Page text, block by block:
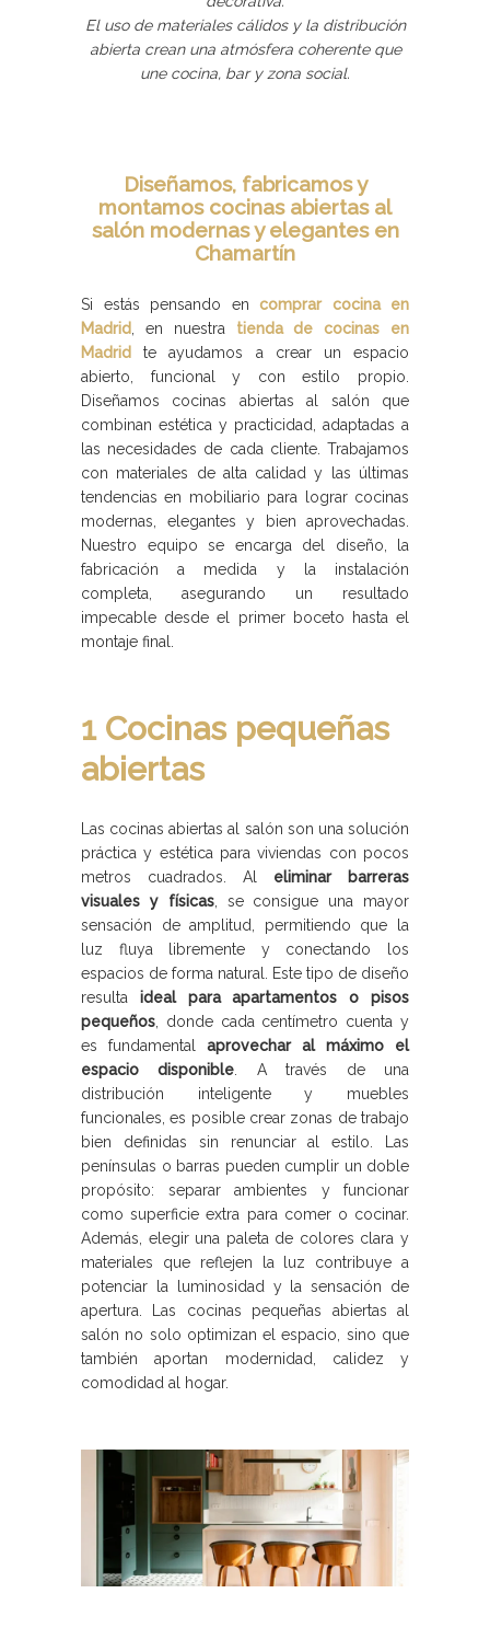
El uso de materiales cálidos y la distribución
abierta crean una atmósfera coherente que
une cocina, bar y zona social.
Diseñamos, fabricamos y
montamos cocinas abiertas al
salón modernas y elegantes en
Chamartín
Si estás pensando en comprar cocina en
Madrid
, en nuestra tienda de cocinas en
Madrid
te ayudamos a crear un espacio
abierto, funcional y con estilo propio.
Diseñamos cocinas abiertas al salón que
combinan estética y practicidad, adaptadas a
las necesidades de cada cliente. Trabajamos
con materiales de alta calidad y las últimas
tendencias en mobiliario para lograr cocinas
modernas, elegantes y bien aprovechadas.
Nuestro equipo se encarga del diseño, la
fabricación a medida y la instalación
completa, asegurando un resultado
impecable desde el primer boceto hasta el
montaje final.
1 Cocinas pequeñas
abiertas
Las cocinas abiertas al salón son una solución
práctica y estética para viviendas con pocos
metros cuadrados. Al eliminar barreras
visuales y físicas, se consigue una mayor
sensación de amplitud, permitiendo que la
luz fluya libremente y conectando los
espacios de forma natural. Este tipo de diseño
resulta ideal para apartamentos o pisos
pequeños , donde cada centímetro cuenta y
es fundamental aprovechar al máximo el
espacio disponible . A través de una
distribución inteligente y muebles
funcionales, es posible crear zonas de trabajo
bien definidas sin renunciar al estilo. Las
penínsulas o barras pueden cumplir un doble
propósito: separar ambientes y funcionar
como superficie extra para comer o cocinar.
Además, elegir una paleta de colores clara y
materiales que reflejen la luz contribuye a
potenciar la luminosidad y la sensación de
apertura. Las cocinas pequeñas abiertas al
salón no solo optimizan el espacio, sino que
también aportan modernidad, calidez y
comodidad al hogar.